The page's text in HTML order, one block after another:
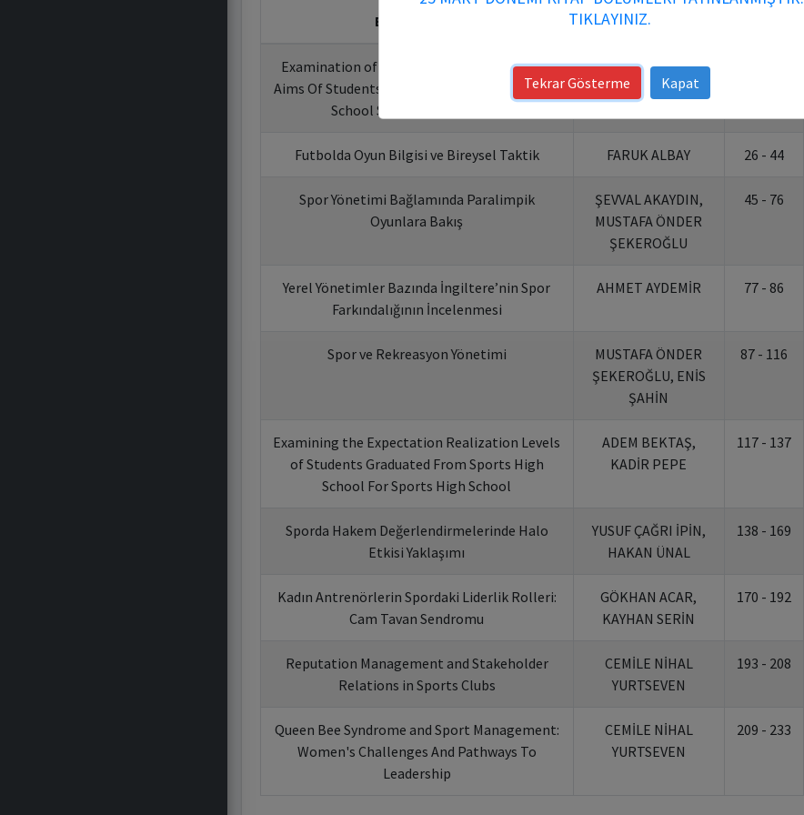
Bildiri Başlığı Yazarlar
Examination of Socioeconomic Profiles and
Aims Of Students Participating in Sports High
School Special Ability Exam
ADEM BEKTAŞ,
KADİR PEPE
Futbolda Oyun Bilgisi ve Bireysel Taktik FARUK ALBAY 26 - 44
Spor Yönetimi Bağlamında Paralimpik
Oyunlara Bakış
ŞEVVAL AKAYDIN,
MUSTAFA ÖNDER
ŞEKEROĞLU
45 - 76
Yerel Yönetimler Bazında İngiltere’nin Spor
Farkındalığının İncelenmesi
AHMET AYDEMİR 77 - 86
Spor ve Rekreasyon Yönetimi
MUSTAFA ÖNDER
ŞEKEROĞLU, ENİS
ŞAHİN
87 - 116
Examining the Expectation Realization Levels
of Students Graduated From Sports High
School For Sports High School
ADEM BEKTAŞ,
KADİR PEPE
117 - 137
Sporda Hakem Değerlendirmelerinde Halo
Etkisi Yaklaşımı
YUSUF ÇAĞRI İPİN,
HAKAN ÜNAL
138 - 169
Kadın Antrenörlerin Spordaki Liderlik Rolleri:
Cam Tavan Sendromu
GÖKHAN ACAR,
KAYHAN SERİN
170 - 192
Reputation Management and Stakeholder
Relations in Sports Clubs
CEMİLE NİHAL
YURTSEVEN
193 - 208
Queen Bee Syndrome and Sport Management:
Women's Challenges And Pathways To
Leadership
CEMİLE NİHAL
YURTSEVEN
209 - 233
TIKLAYINIZ.
Tekrar Gösterme Kapat